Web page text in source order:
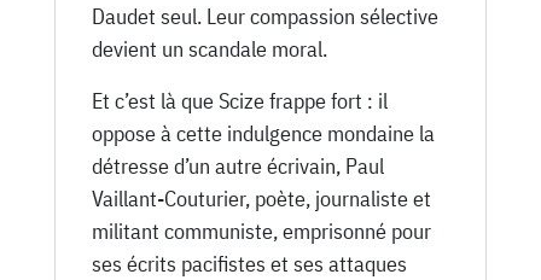
Daudet seul. Leur compassion sélective
devient un scandale moral.
Et c’est là que Scize frappe fort : il
oppose à cette indulgence mondaine la
détresse d’un autre écrivain, Paul
Vaillant-Couturier, poète, journaliste et
militant communiste, emprisonné pour
ses écrits pacifistes et ses attaques